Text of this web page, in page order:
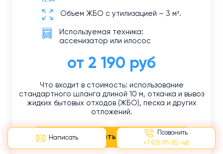
Написать
Позвонить
+7 925 911-82-48
Объем ЖБО с утилизацией – 3 м³.
Используемая техника:
ассенизатор или илосос
от 2 190 руб
Что входит в стоимость: использование
стандартного шланга длиной 10 м, откачка и вывоз
жидких бытовых отходов (ЖБО), песка и других
отложений.
Заказать услугу